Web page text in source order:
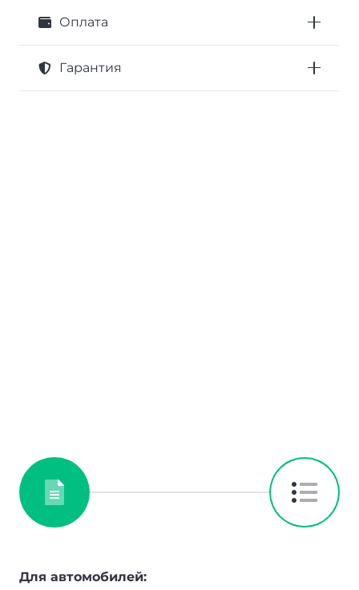
Оплата
Гарантия
Для автомобилей: